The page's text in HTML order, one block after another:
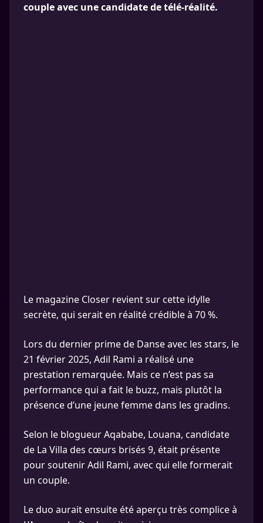
couple avec une candidate de télé-réalité.
Le magazine Closer revient sur cette idylle
secrète, qui serait en réalité crédible à 70 %.
Lors du dernier prime de Danse avec les stars, le
21 février 2025, Adil Rami a réalisé une
prestation remarquée. Mais ce n’est pas sa
performance qui a fait le buzz, mais plutôt la
présence d’une jeune femme dans les gradins.
Selon le blogueur Aqababe, Louana, candidate
de La Villa des cœurs brisés 9, était présente
pour soutenir Adil Rami, avec qui elle formerait
un couple.
Le duo aurait ensuite été aperçu très complice à